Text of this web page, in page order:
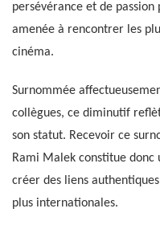
persévérance et de
amenée à rencontrer les
cinéma.
Surnommée
collègues, ce diminutif
son statut. Recevoir ce
Rami Malek constitue
créer des liens
plus internationales.